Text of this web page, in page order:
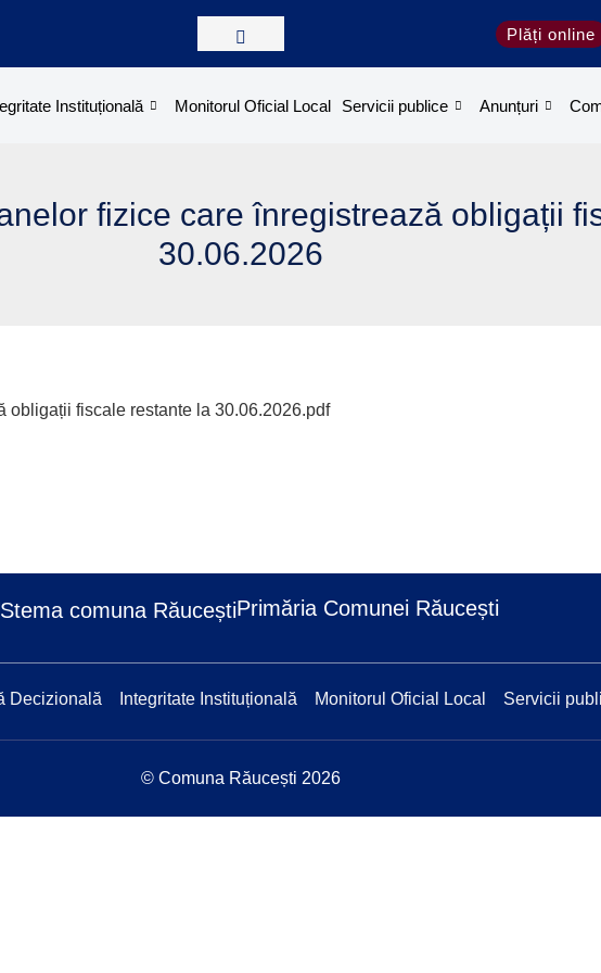
Plăți online
Instituțională Monitorul Oficial Local Servicii publice Anunțuri
fizice care înregistrează obligații
30.06.2026
obligații fiscale restante la 30.06.2026.pdf
Primăria Comunei Răucești
Decizională Integritate Instituțională Monitorul Oficial Local Servicii
© Comuna Răucești 2026